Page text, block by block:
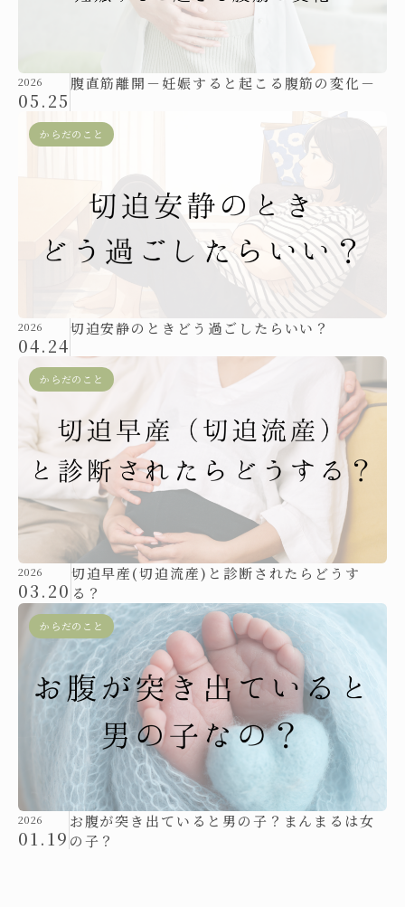
2026
05.25
腹直筋離開－妊娠すると起こる腹筋の変化－
からだのこと
2026
04.24
切迫安静のときどう過ごしたらいい？
からだのこと
2026
03.20
切迫早産(切迫流産)と診断されたらどうす
る？
からだのこと
2026
01.19
お腹が突き出ていると男の子？まんまるは女
の子？